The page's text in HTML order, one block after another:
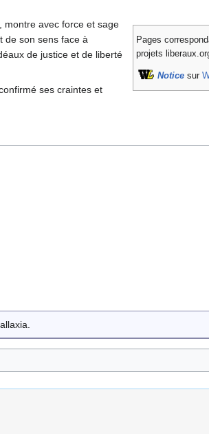
Pages
projets
Notice sur
montre avec force et sage
de son sens face à
de justice et de liberté
ses craintes et